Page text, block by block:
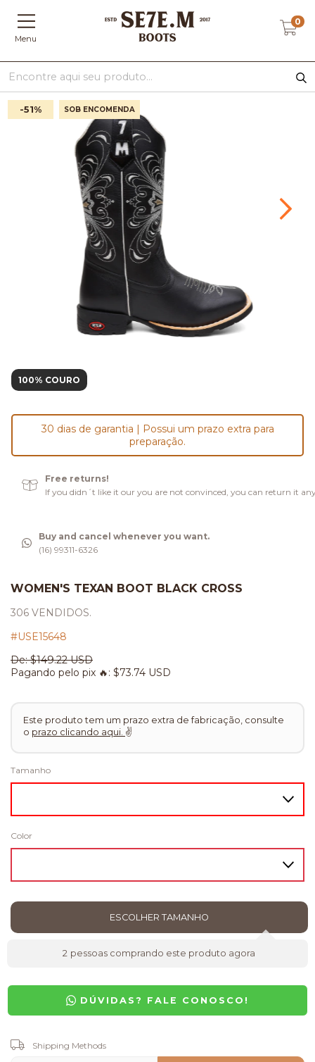
Menu
0
-51% SOB ENCOMENDA
100% COURO
30 dias de garantia | Possui um prazo extra para
preparação.
Free returns!
If you didn´t like it our you are not convinced, you can return it
Buy and cancel whenever you want.
(16) 99311-6326
WOMEN'S TEXAN BOOT BLACK CROSS
306 VENDIDOS.
#USE15648
De:$149.22 USD
Pagando pelo pix 🔥: $73.74 USD
Este produto tem um prazo extra de fabricação, consulte
o prazo clicando aqui. ✌
Tamanho
Color
2 pessoas comprando este produto agora
DÚVIDAS? FALE CONOSCO!
Shipping for zipcode:
Shipping Methods